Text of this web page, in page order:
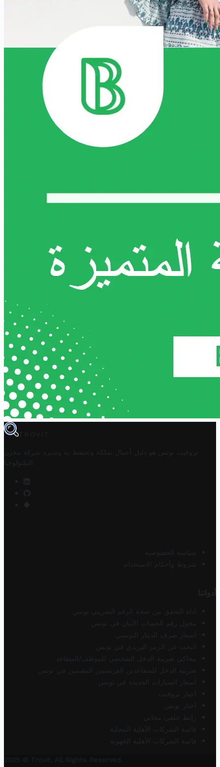
TROVIT
تروفيت تونس هو دليل أعمال تملكه وتحتفظ به وتديره
شركة مخزن
التكنولوجيا
سياسة الخصوصية
شروط وأحكام الاستخدام
أدواتنا
أداة التحقق من صحة الرقم الضريبي تونس
محول رقم الحساب الآيبان في تونس
أسعار صرف الدينار التونسي
البحث عن الرمز البريدي في تونس
محاكي ضريبة الدخل الشخصي للموظف/المتقاعد
ضريبة الدخل للمتقاعدين الفرنسيين المقيمين في تونس
أسعار السيارات الجديدة في تونس
أخبار تروفيت
أخبار تونس
رابط خلفي مجاني
قائمة الشركات الأهلية المحلية
قائمة الشركات الأهلية الجهوية
2025 © Trovit. All Rights Reserved.